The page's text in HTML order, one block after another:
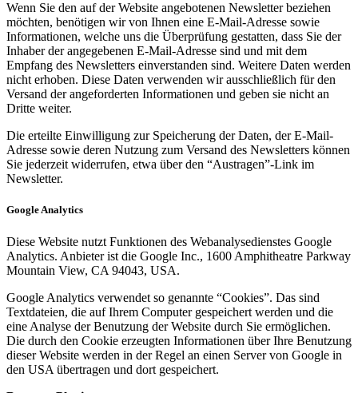
Wenn Sie den auf der Website angebotenen Newsletter beziehen
möchten, benötigen wir von Ihnen eine E-Mail-Adresse sowie
Informationen, welche uns die Überprüfung gestatten, dass Sie der
Inhaber der angegebenen E-Mail-Adresse sind und mit dem
Empfang des Newsletters einverstanden sind. Weitere Daten werden
nicht erhoben. Diese Daten verwenden wir ausschließlich für den
Versand der angeforderten Informationen und geben sie nicht an
Dritte weiter.
Die erteilte Einwilligung zur Speicherung der Daten, der E-Mail-
Adresse sowie deren Nutzung zum Versand des Newsletters können
Sie jederzeit widerrufen, etwa über den “Austragen”-Link im
Newsletter.
Google Analytics
Diese Website nutzt Funktionen des Webanalysedienstes Google
Analytics. Anbieter ist die Google Inc., 1600 Amphitheatre Parkway
Mountain View, CA 94043, USA.
Google Analytics verwendet so genannte “Cookies”. Das sind
Textdateien, die auf Ihrem Computer gespeichert werden und die
eine Analyse der Benutzung der Website durch Sie ermöglichen.
Die durch den Cookie erzeugten Informationen über Ihre Benutzung
dieser Website werden in der Regel an einen Server von Google in
den USA übertragen und dort gespeichert.